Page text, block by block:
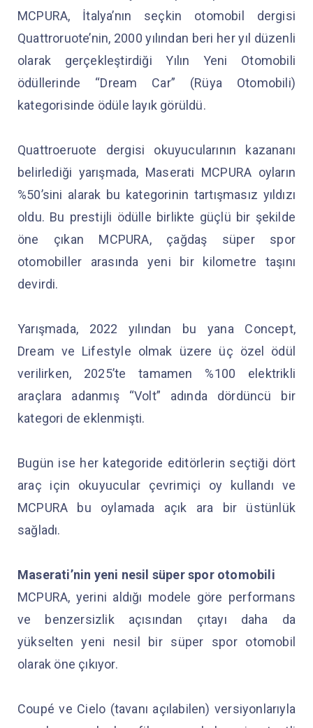
MCPURA, İtalya’nın seçkin otomobil dergisi
Quattroruote’nin, 2000 yılından beri her yıl düzenli
olarak gerçekleştirdiği Yılın Yeni Otomobili
ödüllerinde “Dream Car” (Rüya Otomobili)
kategorisinde ödüle layık görüldü.
Quattroeruote dergisi okuyucularının kazananı
belirlediği yarışmada, Maserati MCPURA oyların
%50’sini alarak bu kategorinin tartışmasız yıldızı
oldu. Bu prestijli ödülle birlikte güçlü bir şekilde
öne çıkan MCPURA, çağdaş süper spor
otomobiller arasında yeni bir kilometre taşını
devirdi.
Yarışmada, 2022 yılından bu yana Concept,
Dream ve Lifestyle olmak üzere üç özel ödül
verilirken, 2025’te tamamen %100 elektrikli
araçlara adanmış “Volt” adında dördüncü bir
kategori de eklenmişti.
Bugün ise her kategoride editörlerin seçtiği dört
araç için okuyucular çevrimiçi oy kullandı ve
MCPURA bu oylamada açık ara bir üstünlük
sağladı.
Maserati’nin yeni nesil süper spor otomobili
MCPURA, yerini aldığı modele göre performans
ve benzersizlik açısından çıtayı daha da
yükselten yeni nesil bir süper spor otomobil
olarak öne çıkıyor.
Coupé ve Cielo (tavanı açılabilen) versiyonlarıyla